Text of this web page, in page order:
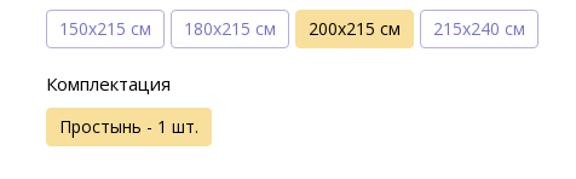
150х215 см 180х215 см 200х215 см 215х240 см
Комплектация
Простынь - 1 шт.